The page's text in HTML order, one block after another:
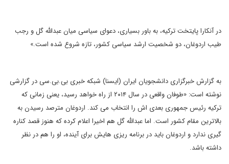
در آنکارا پایتخت ترکیه، به باور بسیاری، دعوای سیاسی میان عبدالله گل و رجب
طیب اردوغان، دو شخصیت ارشد سیاسی کشور، تازه شروع شده است.»
به گزارش خبرگزاری دانشجویان ایران (ایسنا) شبکه خبری بی.بی.سی در گزارشی
نوشته است: «طوفان واقعی در سال ۲۰۱۴ از راه خواهد رسید، یعنی زمانی که
ترکیه رئیس جمهوری بعدی اش را انتخاب می کند. اردوغان مترصد رسیدن به
بالاترین مقام کشور است. اما عبدالله گل هم اخیرا اعلام کرده که هنوز قصد کناره
گیری ندارد و اردوغان باید در برنامه ریزی هایش برای آینده، او را هم در نظر
داشته باشد.